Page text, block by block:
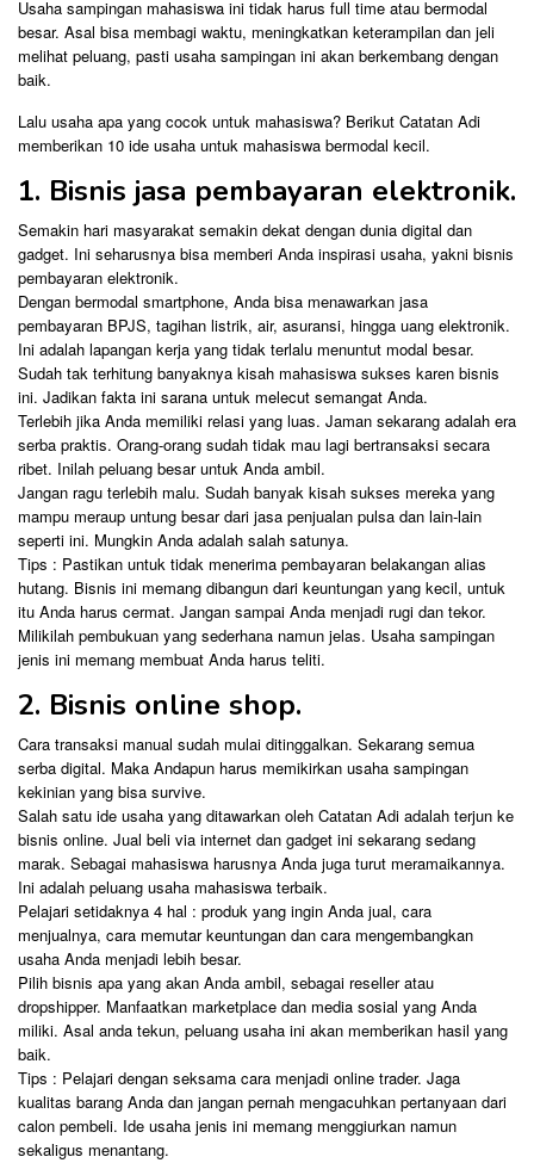
Usaha sampingan mahasiswa ini tidak harus full time atau bermodal
besar. Asal bisa membagi waktu, meningkatkan keterampilan dan jeli
melihat peluang, pasti usaha sampingan ini akan berkembang dengan
baik.
Lalu usaha apa yang cocok untuk mahasiswa? Berikut Catatan Adi
memberikan 10 ide usaha untuk mahasiswa bermodal kecil.
1. Bisnis jasa pembayaran elektronik.
Semakin hari masyarakat semakin dekat dengan dunia digital dan
gadget. Ini seharusnya bisa memberi Anda inspirasi usaha, yakni bisnis
pembayaran elektronik.
Dengan bermodal smartphone, Anda bisa menawarkan jasa
pembayaran BPJS, tagihan listrik, air, asuransi, hingga uang elektronik.
Ini adalah lapangan kerja yang tidak terlalu menuntut modal besar.
Sudah tak terhitung banyaknya kisah mahasiswa sukses karen bisnis
ini. Jadikan fakta ini sarana untuk melecut semangat Anda.
Terlebih jika Anda memiliki relasi yang luas. Jaman sekarang adalah era
serba praktis. Orang-orang sudah tidak mau lagi bertransaksi secara
ribet. Inilah peluang besar untuk Anda ambil.
Jangan ragu terlebih malu. Sudah banyak kisah sukses mereka yang
mampu meraup untung besar dari jasa penjualan pulsa dan lain-lain
seperti ini. Mungkin Anda adalah salah satunya.
Tips : Pastikan untuk tidak menerima pembayaran belakangan alias
hutang. Bisnis ini memang dibangun dari keuntungan yang kecil, untuk
itu Anda harus cermat. Jangan sampai Anda menjadi rugi dan tekor.
Milikilah pembukuan yang sederhana namun jelas. Usaha sampingan
jenis ini memang membuat Anda harus teliti.
2. Bisnis online shop.
Cara transaksi manual sudah mulai ditinggalkan. Sekarang semua
serba digital. Maka Andapun harus memikirkan usaha sampingan
kekinian yang bisa survive.
Salah satu ide usaha yang ditawarkan oleh Catatan Adi adalah terjun ke
bisnis online. Jual beli via internet dan gadget ini sekarang sedang
marak. Sebagai mahasiswa harusnya Anda juga turut meramaikannya.
Ini adalah peluang usaha mahasiswa terbaik.
Pelajari setidaknya 4 hal : produk yang ingin Anda jual, cara
menjualnya, cara memutar keuntungan dan cara mengembangkan
usaha Anda menjadi lebih besar.
Pilih bisnis apa yang akan Anda ambil, sebagai reseller atau
dropshipper. Manfaatkan marketplace dan media sosial yang Anda
miliki. Asal anda tekun, peluang usaha ini akan memberikan hasil yang
baik.
Tips : Pelajari dengan seksama cara menjadi online trader. Jaga
kualitas barang Anda dan jangan pernah mengacuhkan pertanyaan dari
calon pembeli. Ide usaha jenis ini memang menggiurkan namun
sekaligus menantang.